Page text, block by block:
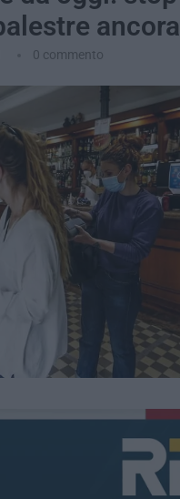
0 commento